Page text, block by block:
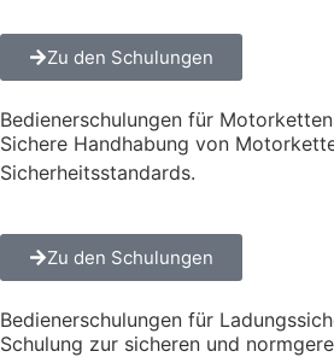
Zu den Schulungen
Bedienerschulungen für
Sichere Handhabung von
Sicherheitsstandards.
Zu den Schulungen
Bedienerschulungen für
Schulung zur sicheren und